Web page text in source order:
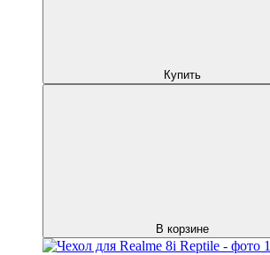
Купить
В корзине